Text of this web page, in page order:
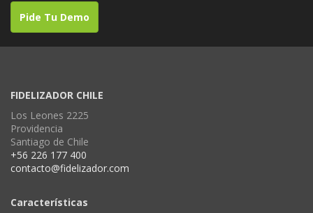
Pide Tu Demo
FIDELIZADOR CHILE
Los Leones 2225
Providencia
Santiago de Chile
+56 226 177 400
contacto@fidelizador.com
Características